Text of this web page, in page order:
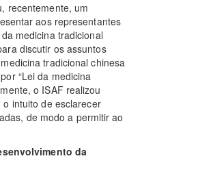
recentemente, um
aos representantes
medicina tradicional
discutir os assuntos
tradicional chinesa
“Lei da medicina
o ISAF realizou
intuito de esclarecer
de modo a permitir ao
da